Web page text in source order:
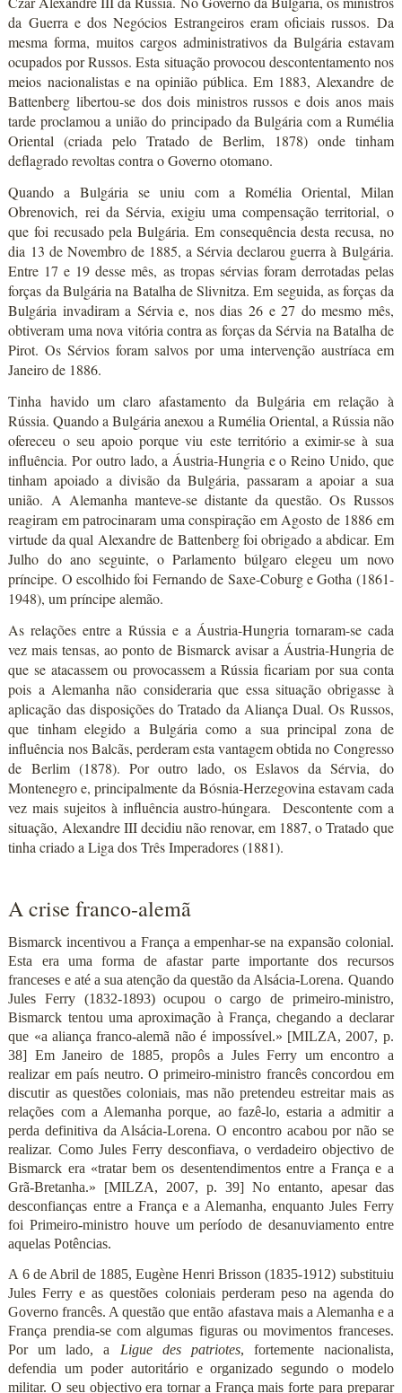
da Guerra e dos Negócios Estrangeiros eram oficiais russos. Da
mesma forma, muitos cargos administrativos da Bulgária estavam
ocupados por Russos. Esta situação provocou descontentamento nos
meios nacionalistas e na opinião pública. Em 1883, Alexandre de
Battenberg libertou-se dos dois ministros russos e dois anos mais
tarde proclamou a união do principado da Bulgária com a Rumélia
Oriental (criada pelo Tratado de Berlim, 1878) onde tinham
deflagrado revoltas contra o Governo otomano.
Quando a Bulgária se uniu com a Romélia Oriental, Milan
Obrenovich, rei da Sérvia, exigiu uma compensação territorial, o
que foi recusado pela Bulgária. Em consequência desta recusa, no
dia 13 de Novembro de 1885, a Sérvia declarou guerra à Bulgária.
Entre 17 e 19 desse mês, as tropas sérvias foram derrotadas pelas
forças da Bulgária na Batalha de Slivnitza. Em seguida, as forças da
Bulgária invadiram a Sérvia e, nos dias 26 e 27 do mesmo mês,
obtiveram uma nova vitória contra as forças da Sérvia na Batalha de
Pirot. Os Sérvios foram salvos por uma intervenção austríaca em
Janeiro de 1886.
Tinha havido um claro afastamento da Bulgária em relação à
Rússia. Quando a Bulgária anexou a Rumélia Oriental, a Rússia não
ofereceu o seu apoio porque viu este território a eximir-se à sua
influência. Por outro lado, a Áustria-Hungria e o Reino Unido, que
tinham apoiado a divisão da Bulgária, passaram a apoiar a sua
união. A Alemanha manteve-se distante da questão. Os Russos
reagiram em patrocinaram uma conspiração em Agosto de 1886 em
virtude da qual Alexandre de Battenberg foi obrigado a abdicar. Em
Julho do ano seguinte, o Parlamento búlgaro elegeu um novo
príncipe. O escolhido foi Fernando de Saxe-Coburg e Gotha (1861-
1948), um príncipe alemão.
As relações entre a Rússia e a Áustria-Hungria tornaram-se cada
vez mais tensas, ao ponto de Bismarck avisar a Áustria-Hungria de
que se atacassem ou provocassem a Rússia ficariam por sua conta
pois a Alemanha não consideraria que essa situação obrigasse à
aplicação das disposições do Tratado da Aliança Dual. Os Russos,
que tinham elegido a Bulgária como a sua principal zona de
influência nos Balcãs, perderam esta vantagem obtida no Congresso
de Berlim (1878). Por outro lado, os Eslavos da Sérvia, do
Montenegro e, principalmente da Bósnia-Herzegovina estavam cada
vez mais sujeitos à influência austro-húngara. Descontente com a
situação, Alexandre III decidiu não renovar, em 1887, o Tratado que
tinha criado a Liga dos Três Imperadores (1881).
A crise franco-alemã
Bismarck incentivou a França a empenhar-se na expansão colonial.
Esta era uma forma de afastar parte importante dos recursos
franceses e até a sua atenção da questão da Alsácia-Lorena. Quando
Jules Ferry (1832-1893) ocupou o cargo de primeiro-ministro,
Bismarck tentou uma aproximação à França, chegando a declarar
que «a aliança franco-alemã não é impossível.» [MILZA, 2007, p.
38] Em Janeiro de 1885, propôs a Jules Ferry um encontro a
realizar em país neutro. O primeiro-ministro francês concordou em
discutir as questões coloniais, mas não pretendeu estreitar mais as
relações com a Alemanha porque, ao fazê-lo, estaria a admitir a
perda definitiva da Alsácia-Lorena. O encontro acabou por não se
realizar. Como Jules Ferry desconfiava, o verdadeiro objectivo de
Bismarck era «tratar bem os desentendimentos entre a França e a
Grã-Bretanha.» [MILZA, 2007, p. 39] No entanto, apesar das
desconfianças entre a França e a Alemanha, enquanto Jules Ferry
foi Primeiro-ministro houve um período de desanuviamento entre
aquelas Potências.
A 6 de Abril de 1885, Eugène Henri Brisson (1835-1912) substituiu
Jules Ferry e as questões coloniais perderam peso na agenda do
Governo francês. A questão que então afastava mais a Alemanha e a
França prendia-se com algumas figuras ou movimentos franceses.
Por um lado, a Ligue des patriotes, fortemente nacionalista,
defendia um poder autoritário e organizado segundo o modelo
militar. O seu objectivo era tornar a França mais forte para preparar